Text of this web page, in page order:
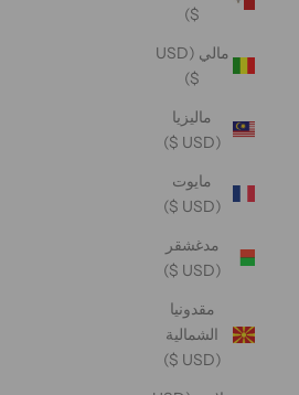
$)
مالي (USD
$)
ماليزيا
(USD $)
مايوت
(USD $)
مدغشقر
(USD $)
مقدونيا
الشمالية
(USD $)